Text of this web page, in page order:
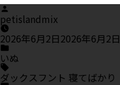
Posted
by
petislandmix
2026年6月2日2026年6月2日
Posted
in
いぬ
Tags:
ダックスフント 寝てばかり